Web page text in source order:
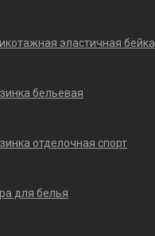
эластичная бейка
бельевая
отделочная спорт
для белья